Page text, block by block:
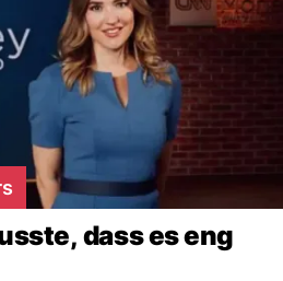
dass es eng